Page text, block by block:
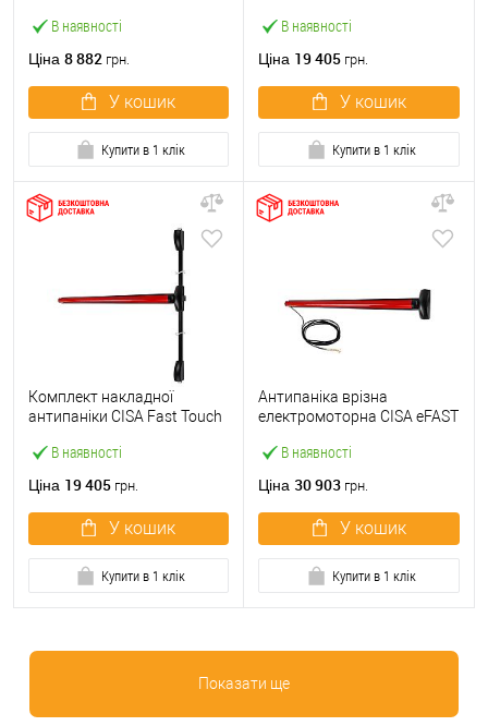
В наявності
штангою 1500 мм червона
Ціна 8 882 грн.
У кошик
Купити в 1 клік
В наявності
точковий вбік червона
Ціна 19 405 грн.
У кошик
Купити в 1 клік
В наявності
Комплект накладної
антипаніки CISA Fast Touch
точковий вверх-вниз
Ціна 19 405 грн.
У кошик
Купити в 1 клік
В наявності
Антипаніка врізна
електромоторна CISA eFAST
Ціна 30 903 грн.
У кошик
Купити в 1 клік
Показати ще